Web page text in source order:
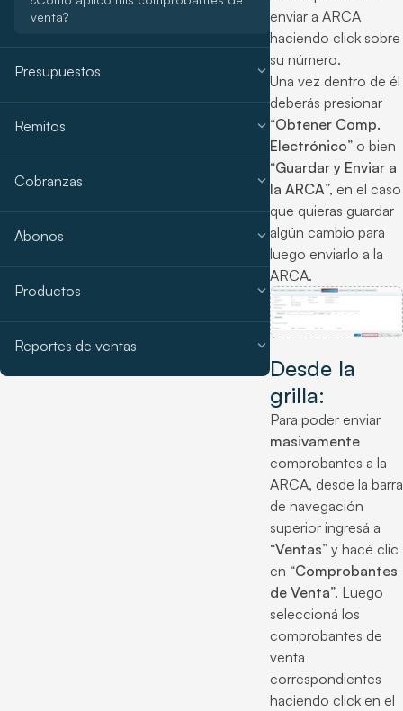
venta?
Presupuestos expand_more
Remitos expand_more
Cobranzas expand_more
Abonos expand_more
Productos expand_more
Reportes de ventas expand_more
enviar a ARCA
haciendo click sobre
su número.
Una vez dentro de él
deberás presionar
“Obtener Comp.
Electrónico” o bien
“Guardar y Enviar a
la ARCA”, en el caso
que quieras guardar
algún cambio para
luego enviarlo a la
ARCA.
Desde la
grilla:
Para poder enviar
masivamente
comprobantes a la
ARCA, desde la barra
de navegación
superior ingresá a
“Ventas” y hacé clic
en “Comprobantes
de Venta”. Luego
seleccioná los
comprobantes de
venta
correspondientes
haciendo click en el